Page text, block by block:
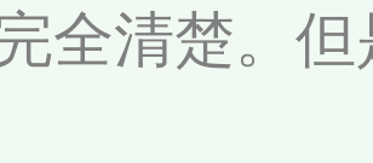
全清楚。但